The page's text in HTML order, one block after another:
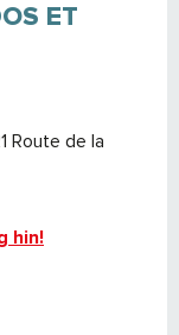
ET
Route de la
hin!